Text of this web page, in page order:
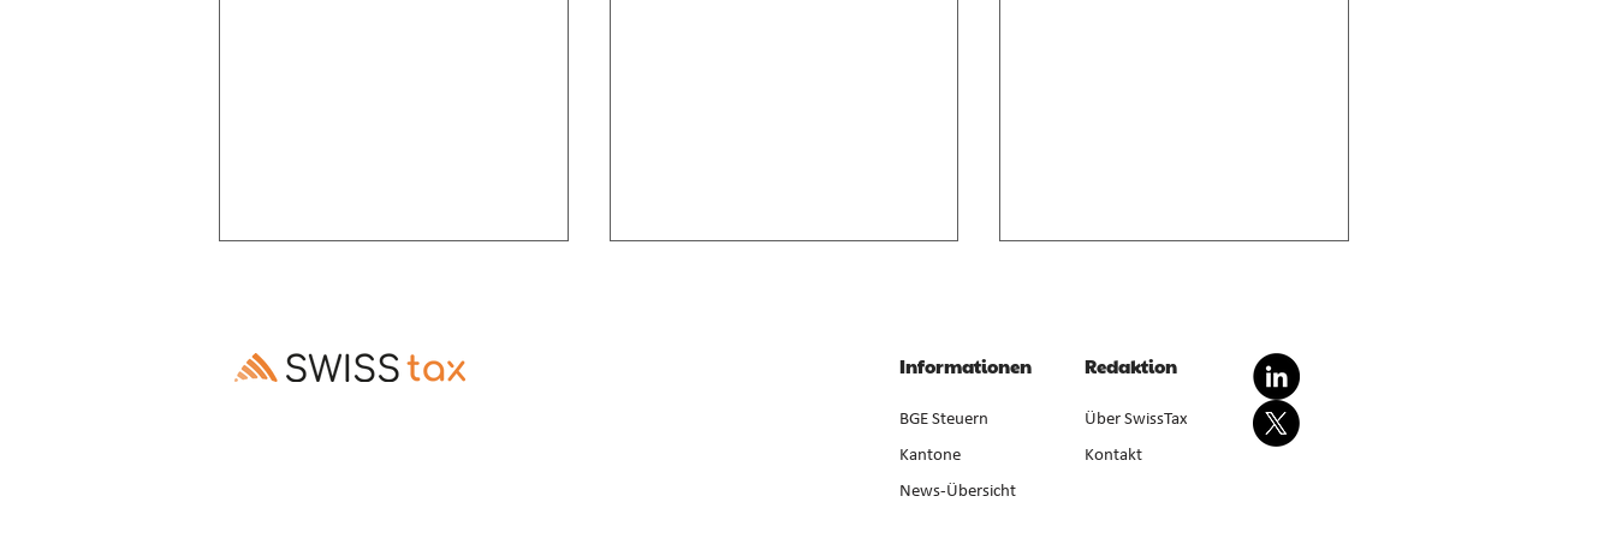
Ausschluss des Rentenaufschubs bei
Altersrenten, die Invalidenrenten
Liquidationsgewinn aus
Neubewertung von Anlagevermögen
ist gesondert steuerbar, bei Aufgabe
der Erwerbstätigkeit (E. 5.4.1–5.4.3).
Informationen
BGE Steuern
Kantone
Redaktion
Über SwissTax
Kontakt
News-Übersicht